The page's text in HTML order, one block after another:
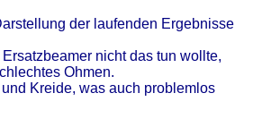
der laufenden Ergebnisse
nicht das tun wollte,
Ohmen.
Kreide, was auch problemlos